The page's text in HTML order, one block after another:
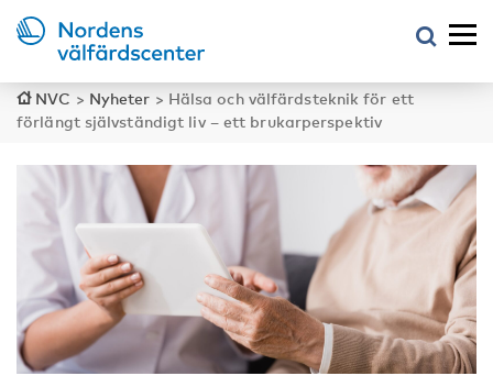
NVC > Nyheter > Hälsa och välfärdsteknik för ett
förlängt självständigt liv – ett brukarperspektiv